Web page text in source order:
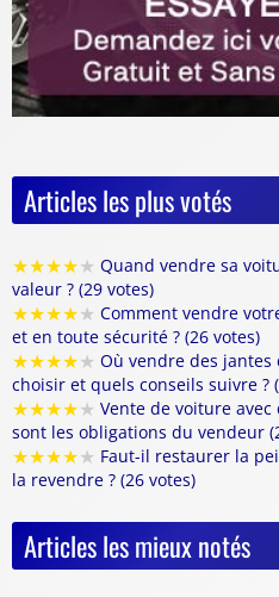
Articles les plus votés
★★★★★ Quand vendre sa
valeur ? (29 votes)
★★★★★ Comment vendre
et en toute sécurité ? (26 votes)
★★★★★ Où vendre des
choisir et quels conseils suivre ?
★★★★★ Vente de voiture
sont les obligations du vendeur
★★★★★ Faut-il restaurer la
la revendre ? (26 votes)
Articles les mieux notés